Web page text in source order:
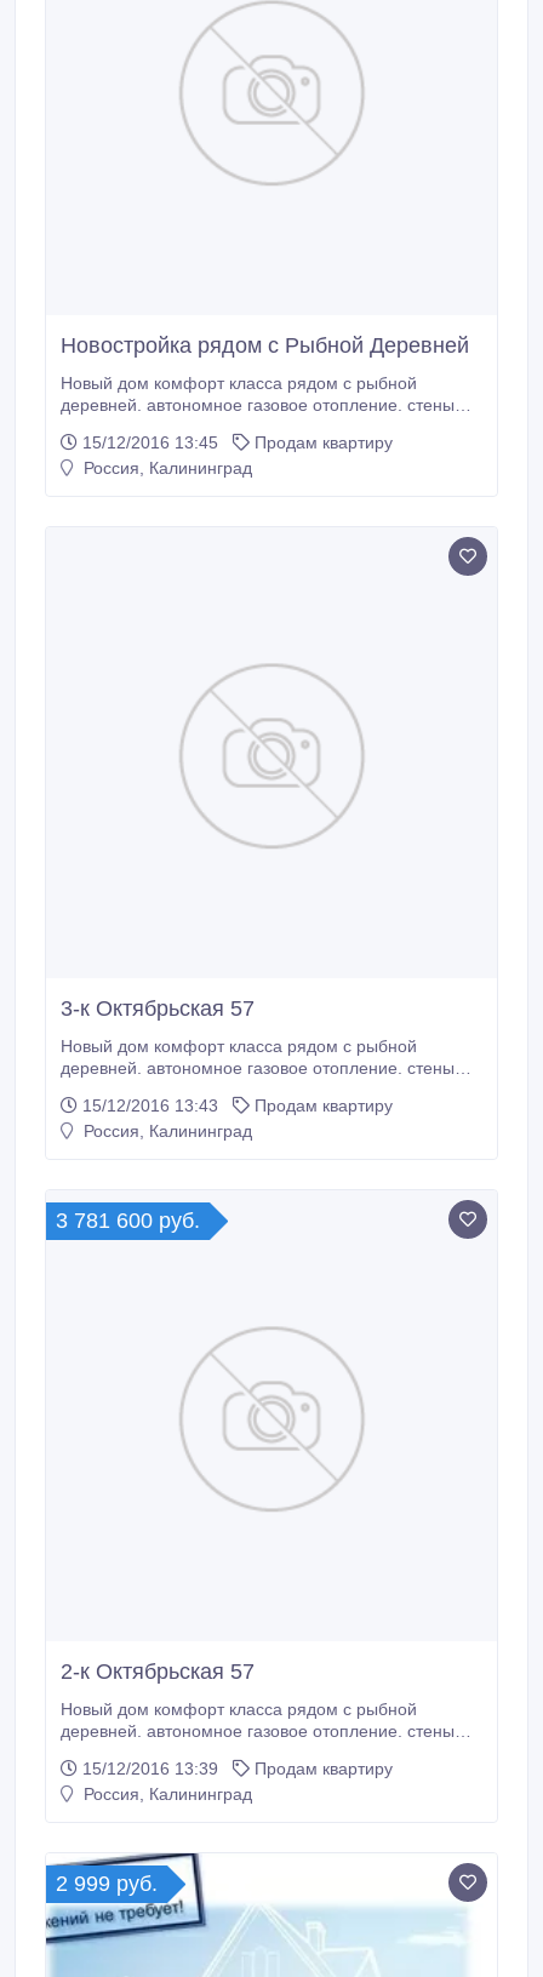
Новостройка рядом с Рыбной Деревней
Новый дом комфорт класса рядом с рыбной
деревней. автономное газовое отопление. стены
газовый котел elektrolux, большие окна, 5-ти
камерный профиль кве. бесшумный лифт, пр-ва
15/12/2016 13:45
Продам квартиру
Россия, Калининград
3-к Октябрьская 57
Новый дом комфорт класса рядом с рыбной
деревней. автономное газовое отопление. стены
газовый котел elektrolux, большие окна, 5-ти
камерный профиль кве. бесшумный лифт, пр-ва
15/12/2016 13:43
Продам квартиру
Россия, Калининград
3 781 600 руб.
2-к Октябрьская 57
Новый дом комфорт класса рядом с рыбной
деревней. автономное газовое отопление. стены
газовый котел elektrolux, большие окна, 5-ти
камерный профиль кве. бесшумный лифт, пр-ва
парковка.
15/12/2016 13:39
Продам квартиру
Россия, Калининград
2 999 руб.